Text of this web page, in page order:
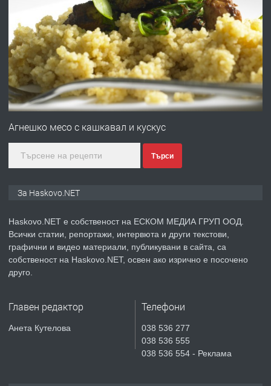
ПРЕДЛАГА
№4120 Магазин/Офис под наем в кв.
Любен Каравелов, Хасково-близо до
градската градина!
преди 3 дни
ПРЕДЛАГА
ПРОСТОРЕН ТРИСТАЕН
КУБА
преди 4 дни
ПРЕДЛАГА СГЛОБЯВАНЕ НА МЕБЕЛИ.
№4119 Едностаен обзаведен
Агнешко месо с кашкавал и кускус
Търси
За Haskovo.NET
Haskovo.NET е собственост на ЕСКОМ МЕДИА ГРУП ООД.
Всички статии, репортажи, интервюта и други текстови,
графични и видео материали, публикувани в сайта, са
собственост на Haskovo.NET, освен ако изрично е посочено
друго.
Главен редактор
Анета Кутелова
Телефони
038 536 277
038 536 555
038 536 554 - Реклама